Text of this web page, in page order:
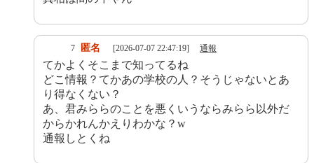
7 匿名 [2026-07-07 22:47:19] 通報
てかよくそこまで知ってるね
どこ情報？てかあの学校の人？そうじゃないとあ
り得なくない？
あ、君みららのことを悪くいうならみらら以外だ
からかれんかえりわかな？w
通報しとくね